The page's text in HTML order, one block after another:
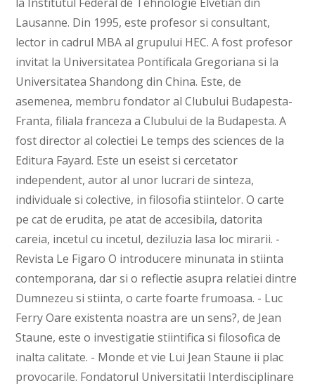
Lausanne. Din 1995, este profesor si consultant,
lector in cadrul MBA al grupului HEC. A fost profesor
invitat la Universitatea Pontificala Gregoriana si la
Universitatea Shandong din China. Este, de
asemenea, membru fondator al Clubului Budapesta-
Franta, filiala franceza a Clubului de la Budapesta. A
fost director al colectiei Le temps des sciences de la
Editura Fayard. Este un eseist si cercetator
independent, autor al unor lucrari de sinteza,
individuale si colective, in filosofia stiintelor. O carte
pe cat de erudita, pe atat de accesibila, datorita
careia, incetul cu incetul, deziluzia lasa loc mirarii. -
Revista Le Figaro O introducere minunata in stiinta
contemporana, dar si o reflectie asupra relatiei dintre
Dumnezeu si stiinta, o carte foarte frumoasa. - Luc
Ferry Oare existenta noastra are un sens?, de Jean
Staune, este o investigatie stiintifica si filosofica de
inalta calitate. - Monde et vie Lui Jean Staune ii plac
provocarile. Fondatorul Universitatii Interdisciplinare